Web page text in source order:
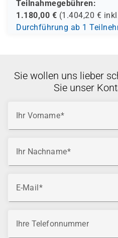
Teilnahmegebühren:
1.180,00 € (1.404,20 €
Durchführung ab 1
Sie wollen uns lieber
Sie unser
Ihr Vorname
Ihr Nachname
E-Mail
Ihre Telefonnummer